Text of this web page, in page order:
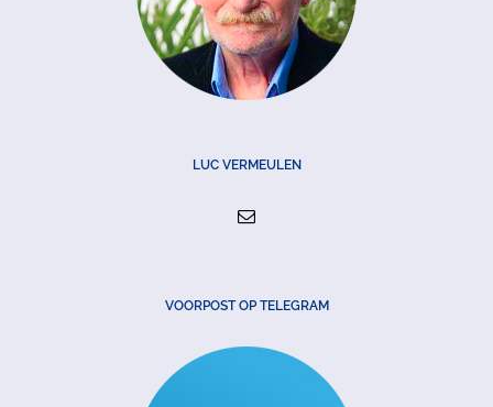
LUC VERMEULEN
VOORPOST OP TELEGRAM